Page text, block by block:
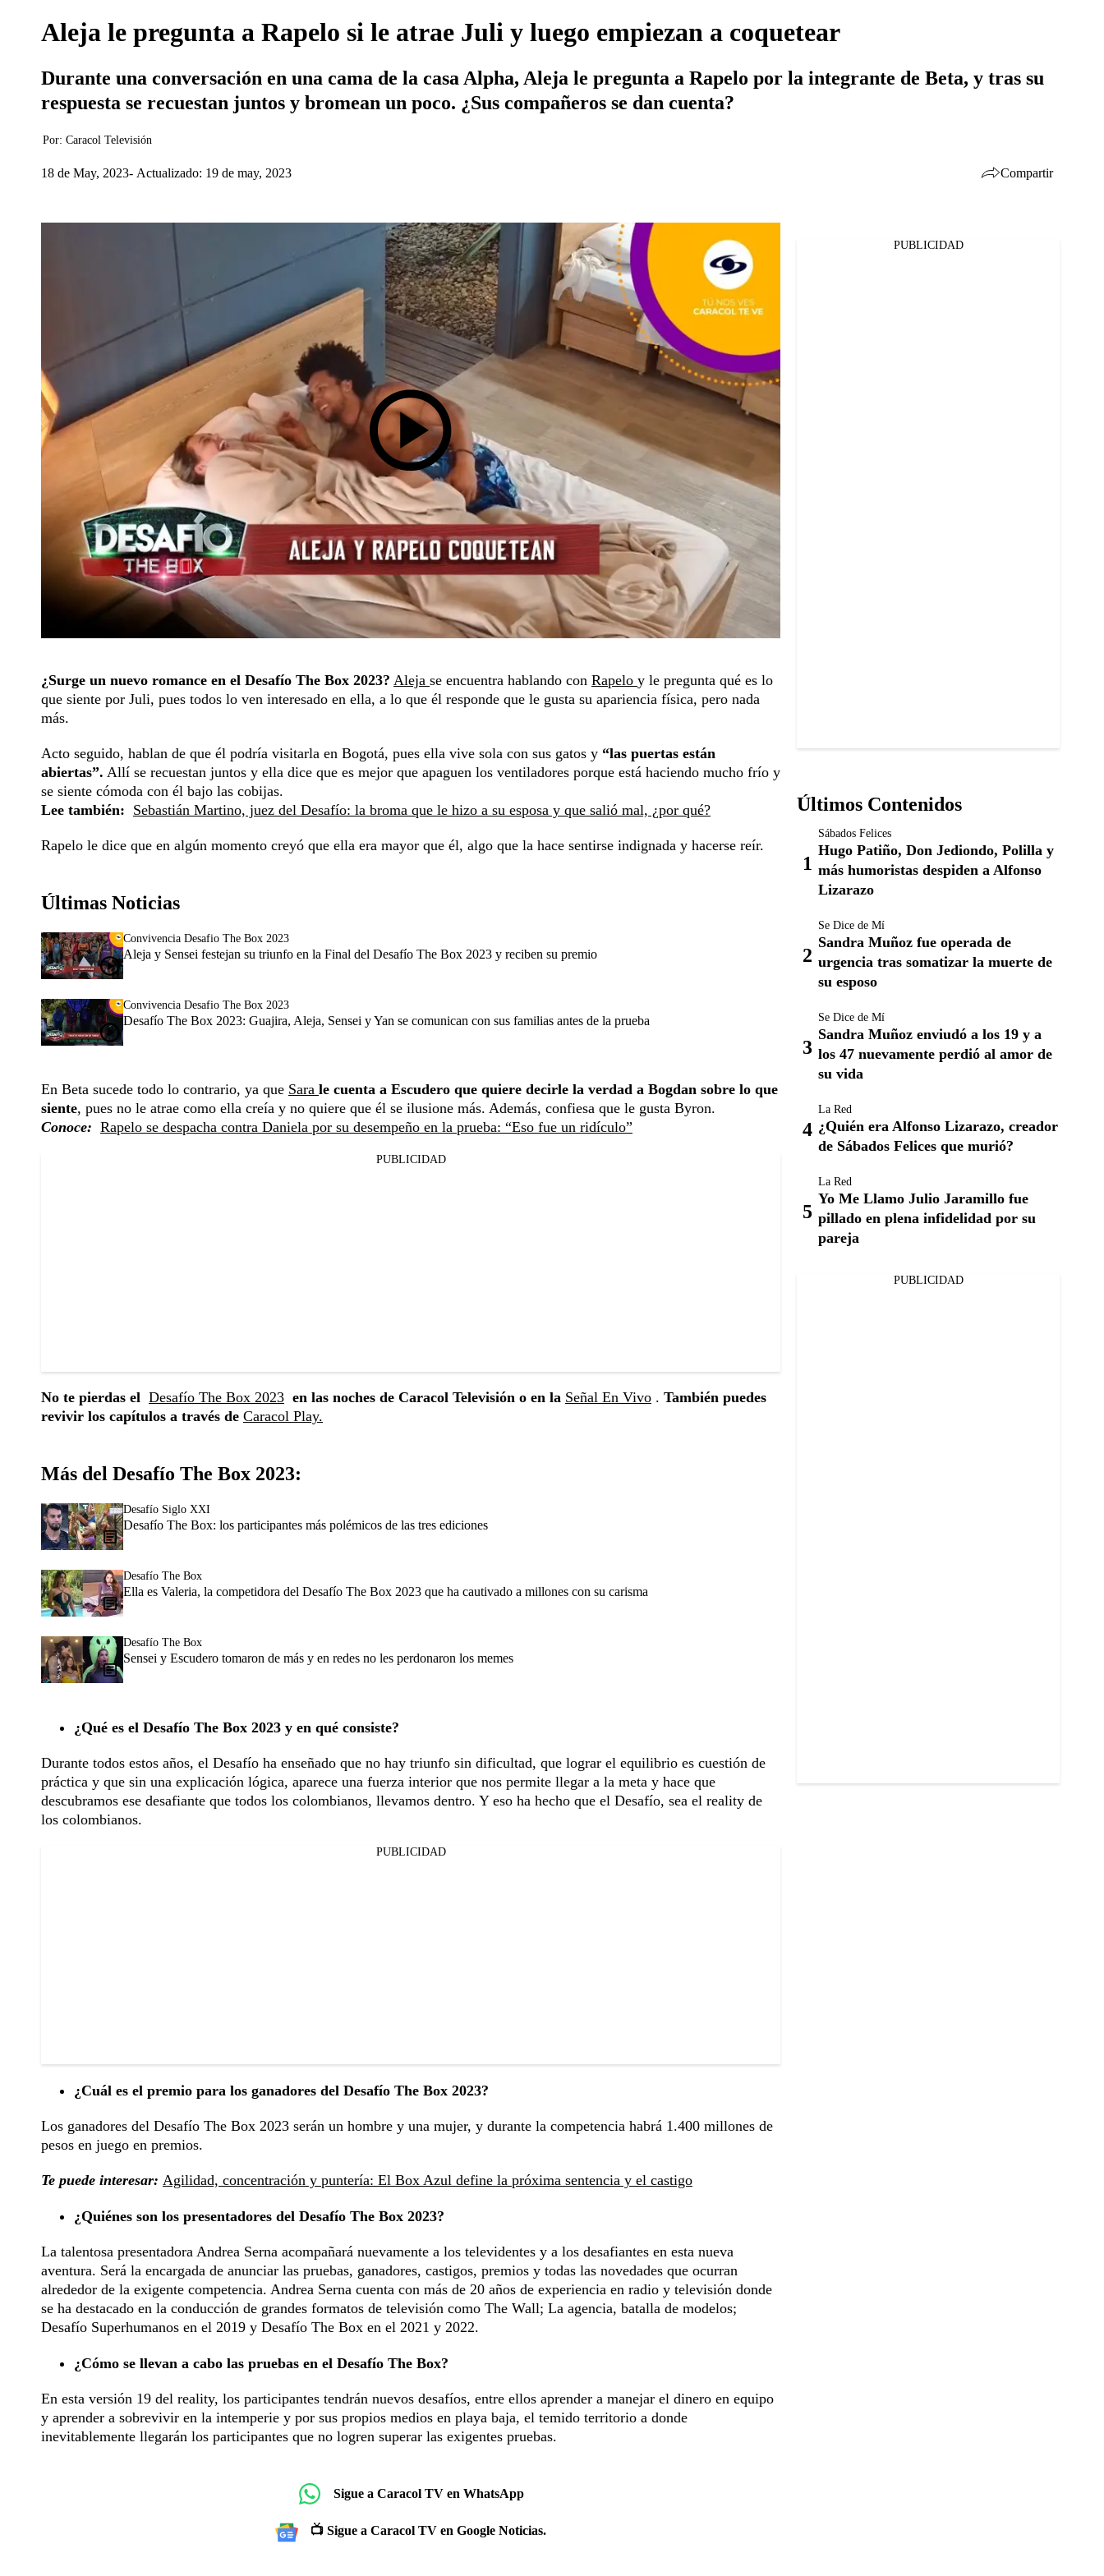
Aleja le pregunta a Rapelo si le atrae Juli y luego empiezan a coquetear
Durante una conversación en una cama de la casa Alpha, Aleja le pregunta a Rapelo por la integrante de Beta, y tras su
respuesta se recuestan juntos y bromean un poco. ¿Sus compañeros se dan cuenta?
Por: Caracol Televisión
18 de May, 2023 Actualizado: 19 de may, 2023 Compartir
¿Surge un nuevo romance en el Desafío The Box 2023? Aleja se encuentra hablando con Rapelo y le pregunta qué es lo
que siente por Juli, pues todos lo ven interesado en ella, a lo que él responde que le gusta su apariencia física, pero nada
más.
Acto seguido, hablan de que él podría visitarla en Bogotá, pues ella vive sola con sus gatos y “las puertas están
abiertas”. Allí se recuestan juntos y ella dice que es mejor que apaguen los ventiladores porque está haciendo mucho frío y
se siente cómoda con él bajo las cobijas.
Lee también: Sebastián Martino, juez del Desafío: la broma que le hizo a su esposa y que salió mal, ¿por qué?
Rapelo le dice que en algún momento creyó que ella era mayor que él, algo que la hace sentirse indignada y hacerse reír.
Últimas Noticias
Convivencia Desafio The Box 2023
Aleja y Sensei festejan su triunfo en la Final del Desafío The Box 2023 y reciben su premio
Convivencia Desafio The Box 2023
Desafío The Box 2023: Guajira, Aleja, Sensei y Yan se comunican con sus familias antes de la prueba
En Beta sucede todo lo contrario, ya que Sara le cuenta a Escudero que quiere decirle la verdad a Bogdan sobre lo que
siente, pues no le atrae como ella creía y no quiere que él se ilusione más. Además, confiesa que le gusta Byron.
Conoce: Rapelo se despacha contra Daniela por su desempeño en la prueba: “Eso fue un ridículo”
PUBLICIDAD
No te pierdas el Desafío The Box 2023 en las noches de Caracol Televisión o en la Señal En Vivo . También puedes
revivir los capítulos a través de Caracol Play.
Más del Desafío The Box 2023:
Desafío Siglo XXI
Desafío The Box: los participantes más polémicos de las tres ediciones
Desafío The Box
Ella es Valeria, la competidora del Desafío The Box 2023 que ha cautivado a millones con su carisma
Desafío The Box
Sensei y Escudero tomaron de más y en redes no les perdonaron los memes
¿Qué es el Desafío The Box 2023 y en qué consiste?
Durante todos estos años, el Desafío ha enseñado que no hay triunfo sin dificultad, que lograr el equilibrio es cuestión de
práctica y que sin una explicación lógica, aparece una fuerza interior que nos permite llegar a la meta y hace que
descubramos ese desafiante que todos los colombianos, llevamos dentro. Y eso ha hecho que el Desafío, sea el reality de
los colombianos.
PUBLICIDAD
¿Cuál es el premio para los ganadores del Desafío The Box 2023?
Los ganadores del Desafío The Box 2023 serán un hombre y una mujer, y durante la competencia habrá 1.400 millones de
pesos en juego en premios.
Te puede interesar: Agilidad, concentración y puntería: El Box Azul define la próxima sentencia y el castigo
¿Quiénes son los presentadores del Desafío The Box 2023?
La talentosa presentadora Andrea Serna acompañará nuevamente a los televidentes y a los desafiantes en esta nueva
aventura. Será la encargada de anunciar las pruebas, ganadores, castigos, premios y todas las novedades que ocurran
alrededor de la exigente competencia. Andrea Serna cuenta con más de 20 años de experiencia en radio y televisión donde
se ha destacado en la conducción de grandes formatos de televisión como The Wall; La agencia, batalla de modelos;
Desafío Superhumanos en el 2019 y Desafío The Box en el 2021 y 2022.
¿Cómo se llevan a cabo las pruebas en el Desafío The Box?
En esta versión 19 del reality, los participantes tendrán nuevos desafíos, entre ellos aprender a manejar el dinero en equipo
y aprender a sobrevivir en la intemperie y por sus propios medios en playa baja, el temido territorio a donde
inevitablemente llegarán los participantes que no logren superar las exigentes pruebas.
Sigue a Caracol TV en WhatsApp
📺 Sigue a Caracol TV en Google Noticias.
PUBLICIDAD
Últimos Contenidos
Sábados Felices
Hugo Patiño, Don Jediondo, Polilla y
más humoristas despiden a Alfonso
Lizarazo
Se Dice de Mí
Sandra Muñoz fue operada de
urgencia tras somatizar la muerte de
su esposo
Se Dice de Mí
Sandra Muñoz enviudó a los 19 y a
los 47 nuevamente perdió al amor de
su vida
La Red
¿Quién era Alfonso Lizarazo, creador
de Sábados Felices que murió?
La Red
Yo Me Llamo Julio Jaramillo fue
pillado en plena infidelidad por su
pareja
PUBLICIDAD